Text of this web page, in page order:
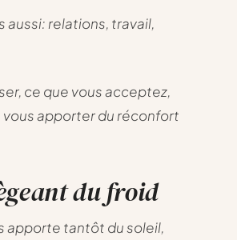
aussi: relations, travail,
ce que vous acceptez,
vous apporter du réconfort
du froid
apporte tantôt du soleil,